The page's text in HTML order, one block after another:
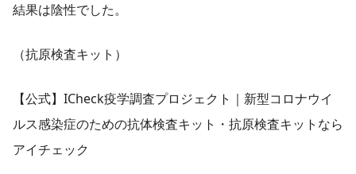
結果は陰性でした。
（抗原検査キット）
【公式】ICheck疫学調査プロジェクト｜新型コロナウイ
ルス感染症のための抗体検査キット・抗原検査キットなら
アイチェック